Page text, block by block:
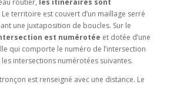
Le territoire est couvert d’un maillage serré
une juxtaposition de boucles. Sur le
est numérotée et dotée d’une
qui comporte le numéro de l’intersection
intersections numérotées suivantes.
est renseigné avec une distance. Le